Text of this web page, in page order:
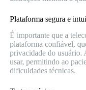
Plataforma segura e
É importante que a
plataforma confiável,
privacidade do usuário.
usar, permitindo ao
dificuldades técnicas.